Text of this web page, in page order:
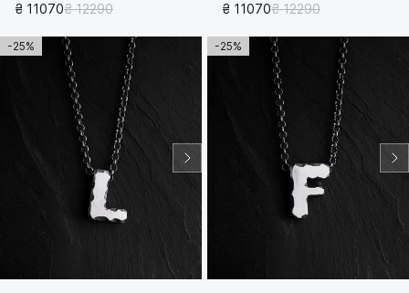
₴ 11070₴ 12290
₴ 11070₴ 12290
-25% -25%